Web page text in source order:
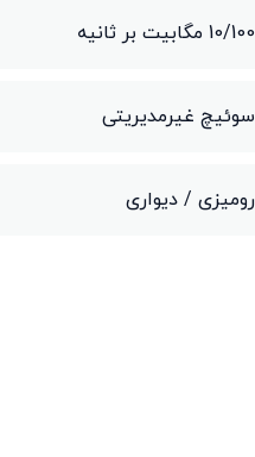
10/100 مگابیت بر ثانیه
سوئیچ غیرمدیریتی
رومیزی / دیواری